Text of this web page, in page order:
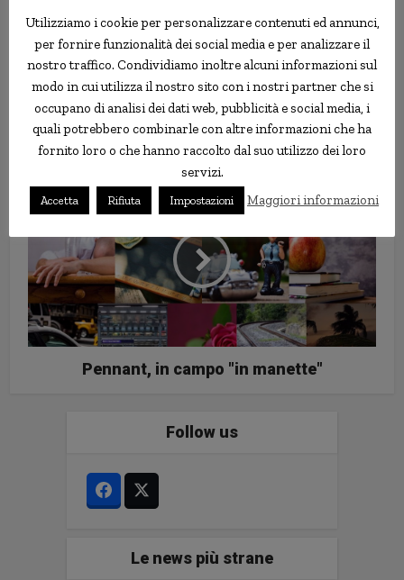
Realty show con sette volontari
torturati in diretta
Pennant, in campo "in manette"
Follow us
Le news più strane
Utilizziamo i cookie per personalizzare contenuti ed annunci,
per fornire funzionalità dei social media e per analizzare il
nostro traffico. Condividiamo inoltre alcuni informazioni sul
modo in cui utilizza il nostro sito con i nostri partner che si
occupano di analisi dei dati web, pubblicità e social media, i
quali potrebbero combinarle con altre informazioni che ha
fornito loro o che hanno raccolto dal suo utilizzo dei loro
servizi.
Accetta Rifiuta Impostazioni Maggiori informazioni